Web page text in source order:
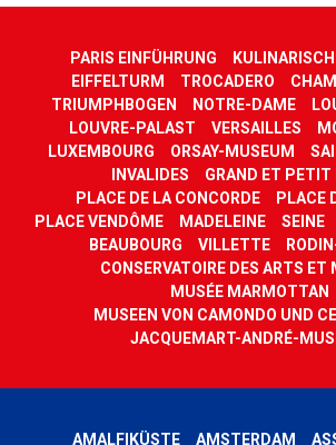
PARIS EINFÜHRUNG
EIFFELTURM
TROCADERO
TRIUMPHBOGEN
NOTRE-DAME
LOUVRE-PALAST
VERSAILLES
LUXEMBOURG
ORSAY-MUSEUM
INVALIDES
GRAND ET PETIT
PLACE DE LA CONCORDE
PLACE
PLACE VENDÔME
MADELEINE SEINE
BEAUBOURG
VILLETTE
CONSERVATOIRE DES ARTS ET
MUSÉE MARMOTTAN
MUSEEN VON CAMONDO UND
JACQUEMART-ANDRÉ-
AMALFIKÜSTE AMSTERDAM